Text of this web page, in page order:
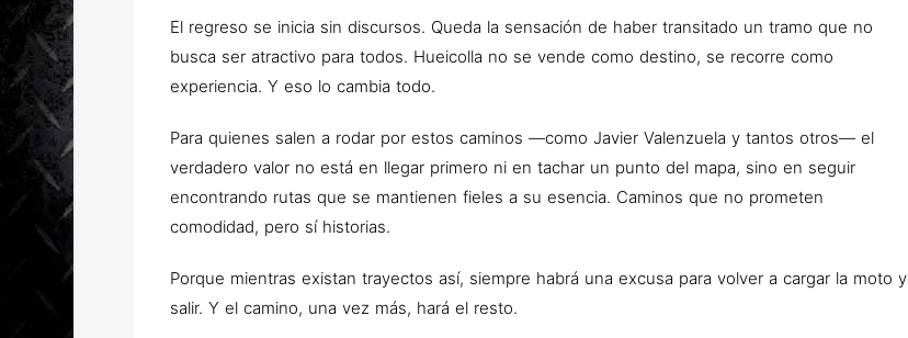
El regreso se inicia sin discursos. Queda la sensación de haber transitado un tramo que no
busca ser atractivo para todos. Hueicolla no se vende como destino, se recorre como
experiencia. Y eso lo cambia todo.
Para quienes salen a rodar por estos caminos —como Javier Valenzuela y tantos otros— el
verdadero valor no está en llegar primero ni en tachar un punto del mapa, sino en seguir
encontrando rutas que se mantienen fieles a su esencia. Caminos que no prometen
comodidad, pero sí historias.
Porque mientras existan trayectos así, siempre habrá una excusa para volver a cargar la moto y
salir. Y el camino, una vez más, hará el resto.